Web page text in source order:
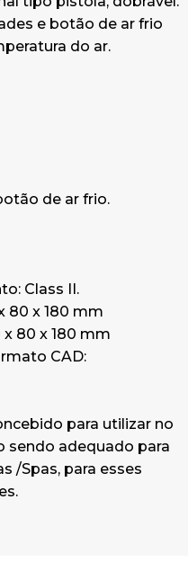
e botão de ar frio
do ar.
de ar frio.
Class II.
80 x 180 mm
x 80 x 180 mm
CAD:
para utilizar no
sendo adequado para
/Spas, para esses